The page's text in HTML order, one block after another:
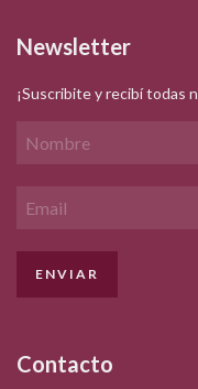
Newsletter
¡Suscribite y recibí todas
Contacto